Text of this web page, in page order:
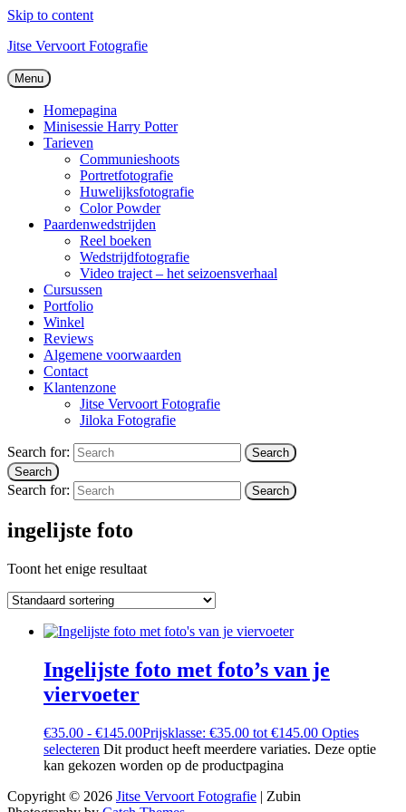
Skip to content
Jitse Vervoort Fotografie
Menu
Homepagina
Minisessie Harry Potter
Tarieven
Communieshoots
Portretfotografie
Huwelijksfotografie
Color Powder
Paardenwedstrijden
Reel boeken
Wedstrijdfotografie
Video traject – het seizoensverhaal
Cursussen
Portfolio
Winkel
Reviews
Algemene voorwaarden
Contact
Klantenzone
Jitse Vervoort Fotografie
Jiloka Fotografie
Search for:
Search
Search
Search for: Search
ingelijste foto
Toont het enige resultaat
Ingelijste foto met foto’s van je
viervoeter
€35.00 - €145.00Prijsklasse: €35.00 tot €145.00 Opties
selecteren Dit product heeft meerdere variaties. Deze optie
kan gekozen worden op de productpagina
Copyright © 2026 Jitse Vervoort Fotografie | Zubin